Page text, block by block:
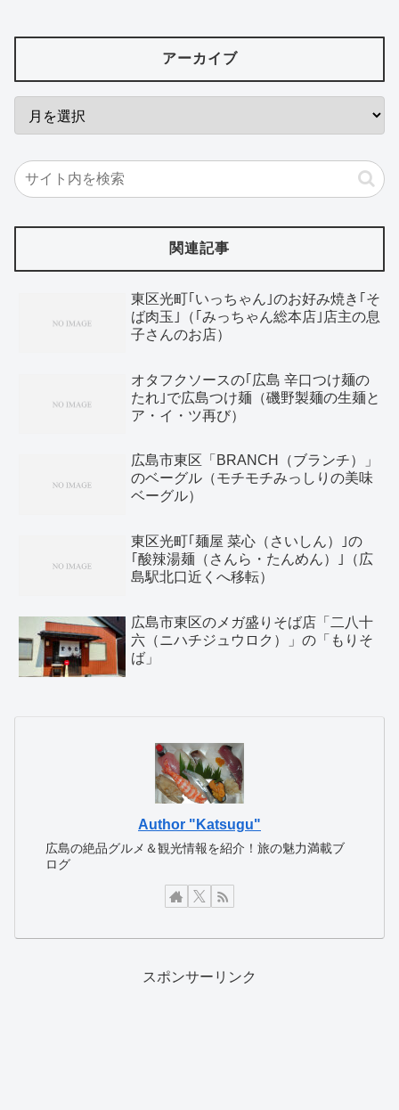
アーカイブ
関連記事
東区光町｢いっちゃん｣のお好み焼き｢そ
ば肉玉｣（｢みっちゃん総本店｣店主の息
子さんのお店）
オタフクソースの｢広島 辛口つけ麺の
たれ｣で広島つけ麺（磯野製麺の生麺と
ア・イ・ツ再び）
広島市東区「BRANCH（ブランチ）」
のベーグル（モチモチみっしりの美味
ベーグル）
東区光町｢麺屋 菜心（さいしん）｣の
｢酸辣湯麺（さんら・たんめん）｣（広
島駅北口近くへ移転）
広島市東区のメガ盛りそば店「二八十
六（ニハチジュウロク）」の「もりそ
ば」
Author "Katsugu"
広島の絶品グルメ＆観光情報を紹介！旅の魅力満載ブ
ログ
スポンサーリンク